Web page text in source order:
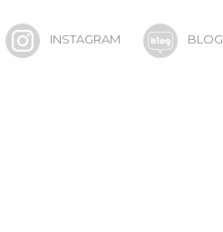
INSTAGRAM BLOG